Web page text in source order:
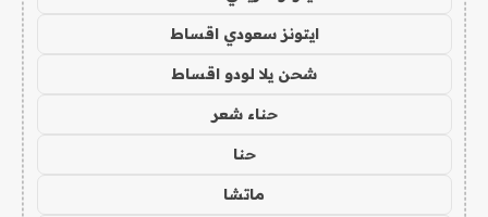
ايتونز سعودي اقساط
شحن يلا لودو اقساط
حناء شعر
حنا
ماتشا